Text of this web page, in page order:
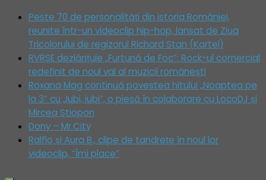
Peste 70 de personalități din istoria României,
reunite într-un videoclip hip-hop, lansat de Ziua
Tricolorului de regizorul Richard Stan (Kartel)
RVRSE dezlănțuie „Furtună de Foc”: Rock-ul comercial
redefinit de noul val al muzicii românești
Roxana Mag continuă povestea hitului „Noaptea pe
la 3” cu „Iubi, iubi”, o piesă în colaborare cu LocoDJ și
Mircea Stiopon
Dony – Mr.City
Ralflo și Aura B., clipe de tandrețe în noul lor
videoclip, “Îmi place”